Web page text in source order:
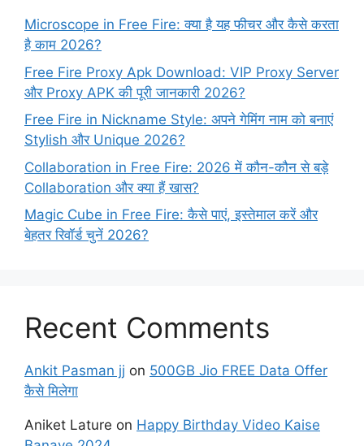
Microscope in Free Fire: क्या है यह फीचर और कैसे करता
है काम 2026?
Free Fire Proxy Apk Download: VIP Proxy Server
और Proxy APK की पूरी जानकारी 2026?
Free Fire in Nickname Style: अपने गेमिंग नाम को बनाएं
Stylish और Unique 2026?
Collaboration in Free Fire: 2026 में कौन-कौन से बड़े
Collaboration और क्या हैं खास?
Magic Cube in Free Fire: कैसे पाएं, इस्तेमाल करें और
बेहतर रिवॉर्ड चुनें 2026?
Recent Comments
Ankit Pasman jj on 500GB Jio FREE Data Offer
कैसे मिलेगा
Aniket Lature on Happy Birthday Video Kaise